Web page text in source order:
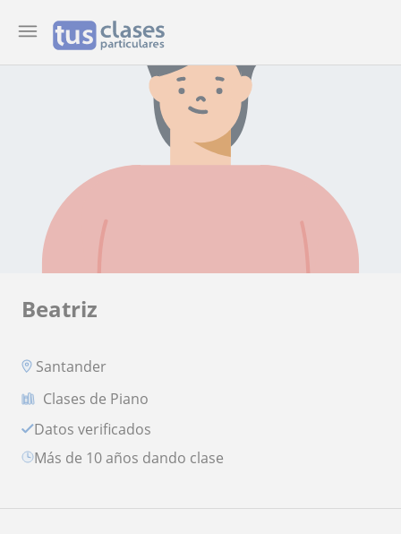
Beatriz
Santander
Clases de Piano
Datos verificados
más de 10 años dando clase